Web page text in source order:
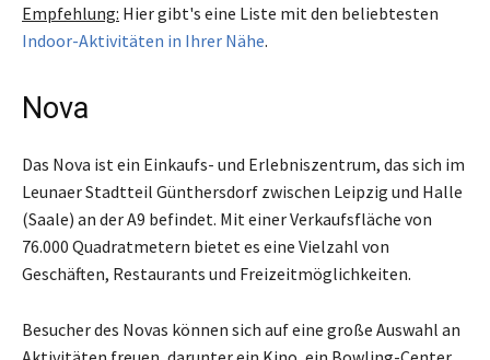
Empfehlung: Hier gibt's eine Liste mit den beliebtesten
Indoor-Aktivitäten in Ihrer Nähe.
Nova
Das Nova ist ein Einkaufs- und Erlebniszentrum, das sich im
Leunaer Stadtteil Günthersdorf zwischen Leipzig und Halle
(Saale) an der A9 befindet. Mit einer Verkaufsfläche von
76.000 Quadratmetern bietet es eine Vielzahl von
Geschäften, Restaurants und Freizeitmöglichkeiten.
Besucher des Novas können sich auf eine große Auswahl an